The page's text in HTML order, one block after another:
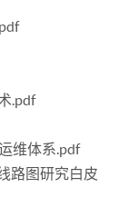
.pdf
维体系.pdf
路图研究白皮